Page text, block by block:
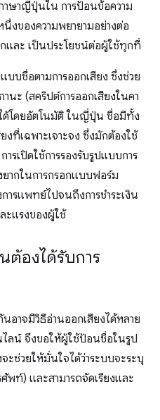
ษาญี่ปุ่นใน การป้อนข้อความ
งของความพยายามอย่างต่อ
และ เป็นประโยชน์ต่อผู้ใช้ทุกที่
บบชื่อตามการออกเสียง ซึ่งช่วย
ะ (สคริปต์การออกเสียงในคา
ด้โดยอัตโนมัติ ในญี่ปุ่น ชื่อมีทั้ง
งที่เฉพาะเจาะจง ซึ่งมักต้องใช้
เปิดใช้การรองรับรูปแบบการ
ยากในการกรอกแบบฟอร์ม
ารแพทย์ไปจนถึงการชำระเงิน
ะแรงของผู้ใช้
องได้รับการ
อาจมีวิธีอ่านออกเสียงได้หลาย
ลน์ จึงขอให้ผู้ใช้ป้อนชื่อในรูป
ช่วยให้มั่นใจได้ว่าระบบจะระบุ
พท์) และสามารถจัดเรียงและ